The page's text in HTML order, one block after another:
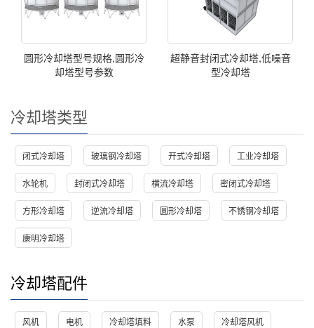
圆形冷却塔型号规格,圆形冷
却塔型号参数
超静音封闭式冷却塔,低噪音
型冷却塔
冷却塔类型
闭式冷却塔 玻璃钢冷却塔 开式冷却塔 工业冷却塔
水轮机 封闭式冷却塔 横流冷却塔 密闭式冷却塔
方形冷却塔 逆流冷却塔 圆形冷却塔 不锈钢冷却塔
康明冷却塔
冷却塔配件
风机 电机 冷却塔填料 水泵 冷却塔风机